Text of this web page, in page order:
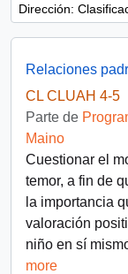
Dirección:
Relaciones
CL CLUAH 4-5
Parte de
Maino
Cuestionar el
temor, a fin de
la importancia
valoración
niño en sí
more